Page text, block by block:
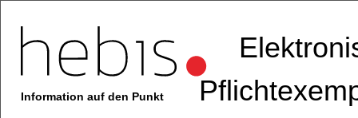
Information auf den Punkt